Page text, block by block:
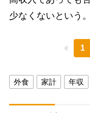
少なくないという。
1
外食 家計 年収